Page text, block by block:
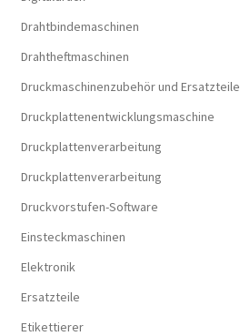
Drahtbindemaschinen
Drahtheftmaschinen
Druckmaschinenzubehör und Ersatzteile
Druckplattenentwicklungsmaschine
Druckplattenverarbeitung
Druckplattenverarbeitung
Druckvorstufen-Software
Einsteckmaschinen
Elektronik
Ersatzteile
Etikettierer